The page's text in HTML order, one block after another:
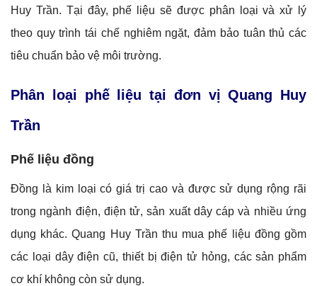
Huy Trần. Tại đây, phế liệu sẽ được phân loại và xử lý
theo quy trình tái chế nghiêm ngặt, đảm bảo tuân thủ các
tiêu chuẩn bảo vệ môi trường.
Phân loại phế liệu tại đơn vị Quang Huy
Trần
Phế liệu đồng
Đồng là kim loại có giá trị cao và được sử dụng rộng rãi
trong ngành điện, điện tử, sản xuất dây cáp và nhiều ứng
dụng khác. Quang Huy Trần thu mua phế liệu đồng gồm
các loại dây điện cũ, thiết bị điện tử hỏng, các sản phẩm
cơ khí không còn sử dụng.